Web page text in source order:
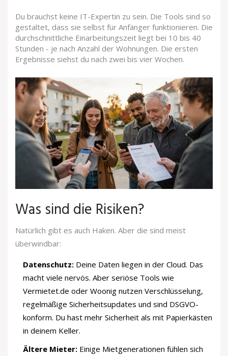
Du brauchst keine IT-Expertin zu sein. Die Tools sind so
gestaltet, dass sie selbst für Anfänger funktionieren. Die
durchschnittliche Einarbeitungszeit liegt bei 10 bis 40
Stunden - je nach Anzahl der Wohnungen. Die ersten
Ergebnisse siehst du nach zwei bis vier Wochen.
Was sind die Risiken?
Natürlich gibt es auch Haken. Aber die sind meist
überwindbar:
Datenschutz: Deine Daten liegen in der Cloud. Das
macht viele nervös. Aber seriöse Tools wie
Vermietet.de oder Woonig nutzen Verschlüsselung,
regelmäßige Sicherheitsupdates und sind DSGVO-
konform. Du hast mehr Sicherheit als mit Papierkästen
in deinem Keller.
Ältere Mieter: Einige Mietgenerationen fühlen sich